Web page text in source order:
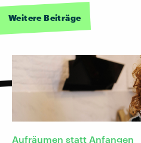
Weitere Beiträge
Aufräumen statt Anfangen